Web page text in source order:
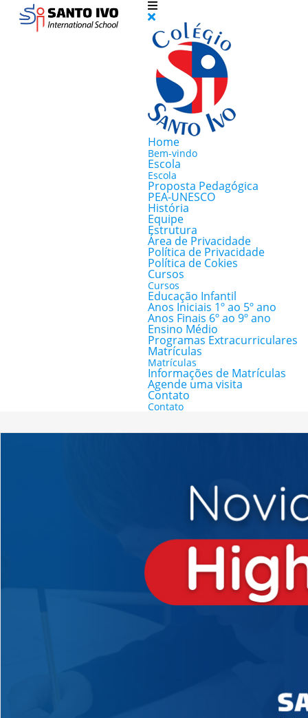
Home
Bem-vindo
Escola
Escola
Proposta Pedagógica
PEA-UNESCO
História
Equipe
Estrutura
Área de Privacidade
Política de Privacidade
Política de Cokies
Cursos
Cursos
Educação Infantil
Anos Iniciais 1º ao 5º ano
Anos Finais 6º ao 9º ano
Ensino Médio
Programas Extracurriculares
Matrículas
Matrículas
Informações de Matrículas
Agende uma visita
Contato
Contato